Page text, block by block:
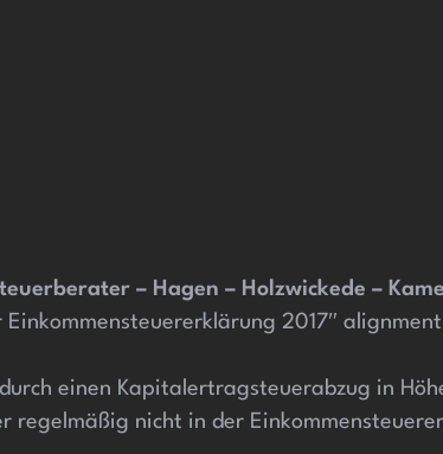
– Hagen – Holzwickede –
2017″
einen Kapitalertragsteuerabzug in
nicht in der